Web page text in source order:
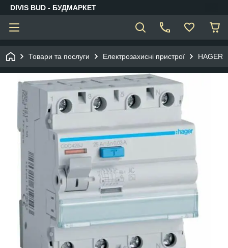
DIVIS BUD - БУДМАРКЕТ
Товари та послуги Електрозахисні пристрої HAGER